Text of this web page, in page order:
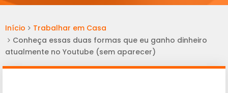
Início
Trabalhar em Casa
Conheça essas duas formas que eu ganho dinheiro
atualmente no Youtube (sem aparecer)